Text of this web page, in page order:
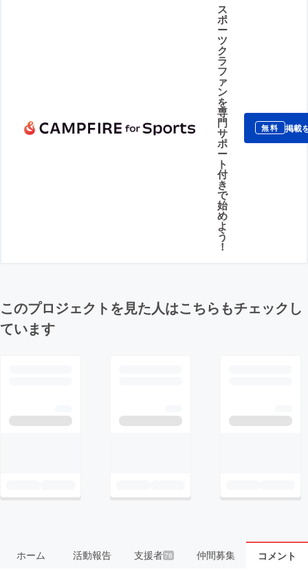
ス
ポ
ー
ツ
ク
ラ
フ
ァ
ン
を
専
門
サ
ポ
ー
ト
付
き
で
始
め
よ
う
！
無料 掲載
このプロジェクトを見た人はこちらもチェックし
ています
ホーム 活動報告 支援者78 仲間募集 コメント